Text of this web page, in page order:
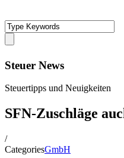
Steuer News
Steuertipps und Neuigkeiten
SFN-Zuschläge
/
CategoriesGmbH